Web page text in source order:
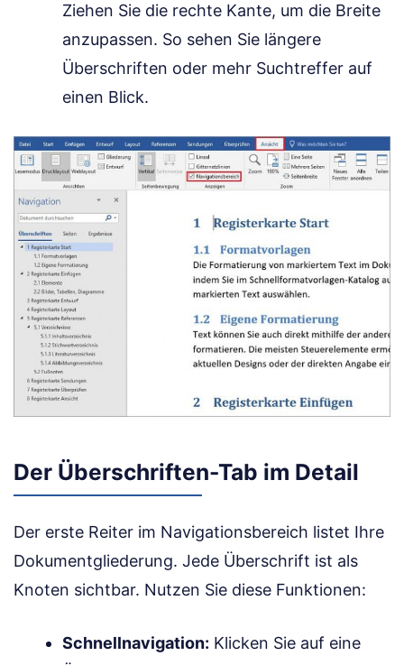
Ziehen Sie die rechte Kante, um die Breite
anzupassen. So sehen Sie längere
Überschriften oder mehr Suchtreffer auf
einen Blick.
Der Überschriften-Tab im Detail
Der erste Reiter im Navigationsbereich listet Ihre
Dokumentgliederung. Jede Überschrift ist als
Knoten sichtbar. Nutzen Sie diese Funktionen:
Schnellnavigation: Klicken Sie auf eine